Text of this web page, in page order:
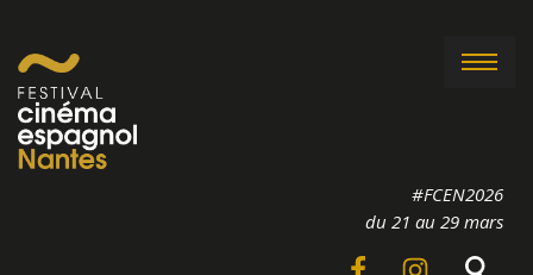
#FCEN2026
du 21 au 29 mars